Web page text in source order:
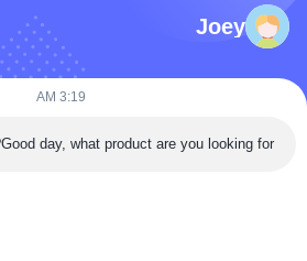
Joey
3:19 AM
Good day, what product are you looking for?